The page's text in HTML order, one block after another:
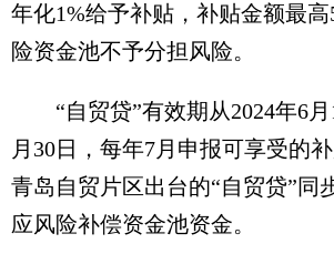
年化1%给予补贴，补贴金额最
险资金池不予分担风险。
“自贸贷”有效期从2024年6月
月30日，每年7月申报可享受的
青岛自贸片区出台的“自贸贷”同
应风险补偿资金池资金。